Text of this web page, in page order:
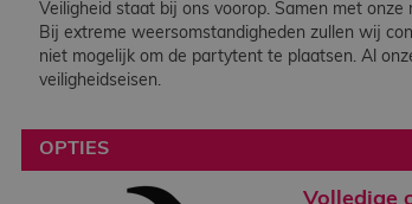
Veiligheid staat bij ons voorop. Samen met
Bij extreme weersomstandigheden zullen wij
niet mogelijk om de partytent te plaatsen. Al
veiligheidseisen.
OPTIES